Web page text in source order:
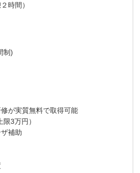
時間）
制)
が実質無料で取得可能
3万円）
補助